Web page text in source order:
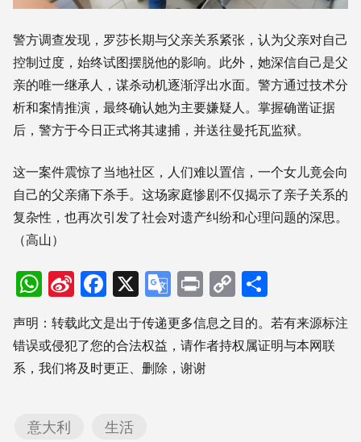
警方调查发现，罗莎长期与父亲关系紧张，认为父亲对自己
控制过度，始终试图摆脱他的影响。此外，她深信自己是父
亲的唯一继承人，谋杀动机逐渐浮出水面。警方通过技术分
析和案情推演，最终确认她为主要嫌疑人。掌握确凿证据
后，警方于今日正式将其逮捕，并送往曼托瓦监狱。
这一案件震惊了当地社区，人们难以置信，一个女儿竟会向
自己的父亲痛下杀手。这场家庭惨剧不仅揭示了亲子关系的
复杂性，也再次引发了社会对遗产纠纷和心理问题的深思。
（高山）
WhatsApp
Sina
Weibo
Facebook
X Google
Translate
PrintCopy
Link享
声明：转载此文是出于传递更多信息之目的。若有来源标注
错误或侵犯了您的合法权益，请作者持权属证明与本网联
系，我们将及时更正、删除，谢谢
意大利 生活